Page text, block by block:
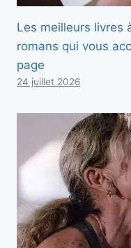
Les meilleurs livres
romans qui vous
page
24 juillet 2026